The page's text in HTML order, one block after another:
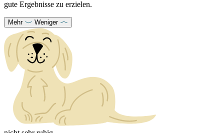
gute Ergebnisse zu erzielen.
Mehr Weniger